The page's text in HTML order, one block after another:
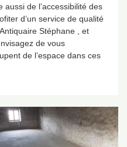
de l’accessibilité des
d’un service de qualité
Stéphane , et
de vous
de l’espace dans ces